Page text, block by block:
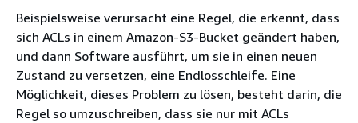
Beispielsweise verursacht eine Regel, die erkennt, dass
sich ACLs in einem Amazon-S3-Bucket geändert haben,
und dann Software ausführt, um sie in einen neuen
Zustand zu versetzen, eine Endlosschleife. Eine
Möglichkeit, dieses Problem zu lösen, besteht darin, die
Regel so umzuschreiben, dass sie nur mit ACLs